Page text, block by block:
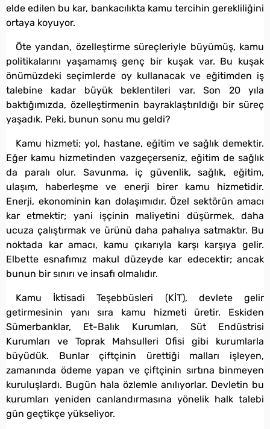
elde edilen bu kar, bankacılıkta kamu tercihin gerekliliğini
ortaya koyuyor.
Öte yandan, özelleştirme süreçleriyle büyümüş, kamu
politikalarını yaşamamış genç bir kuşak var. Bu kuşak
önümüzdeki seçimlerde oy kullanacak ve eğitimden iş
talebine kadar büyük beklentileri var. Son 20 yıla
baktığımızda, özelleştirmenin bayraklaştırıldığı bir süreç
yaşadık. Peki, bunun sonu mu geldi?
Kamu hizmeti; yol, hastane, eğitim ve sağlık demektir.
Eğer kamu hizmetinden vazgeçerseniz, eğitim de sağlık
da paralı olur. Savunma, iç güvenlik, sağlık, eğitim,
ulaşım, haberleşme ve enerji birer kamu hizmetidir.
Enerji, ekonominin kan dolaşımıdır. Özel sektörün amacı
kar etmektir; yani işçinin maliyetini düşürmek, daha
ucuza çalıştırmak ve ürünü daha pahalıya satmaktır. Bu
noktada kar amacı, kamu çıkarıyla karşı karşıya gelir.
Elbette esnafımız makul düzeyde kar edecektir; ancak
bunun bir sınırı ve insafı olmalıdır.
Kamu İktisadi Teşebbüsleri (KİT), devlete gelir
getirmesinin yanı sıra kamu hizmeti üretir. Eskiden
Sümerbanklar, Et-Balık Kurumları, Süt Endüstrisi
Kurumları ve Toprak Mahsulleri Ofisi gibi kurumlarla
büyüdük. Bunlar çiftçinin ürettiği malları işleyen,
zamanında ödeme yapan ve çiftçinin sırtına binmeyen
kuruluşlardı. Bugün hala özlemle anılıyorlar. Devletin bu
kurumları yeniden canlandırmasına yönelik halk talebi
gün geçtikçe yükseliyor.